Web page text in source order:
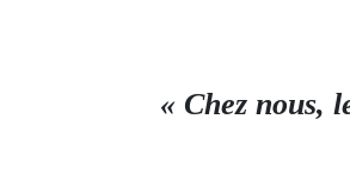
« Chez nous,